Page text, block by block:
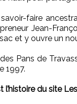
faire
Jean-
et y ouvre un
Pans de
1997.
du site